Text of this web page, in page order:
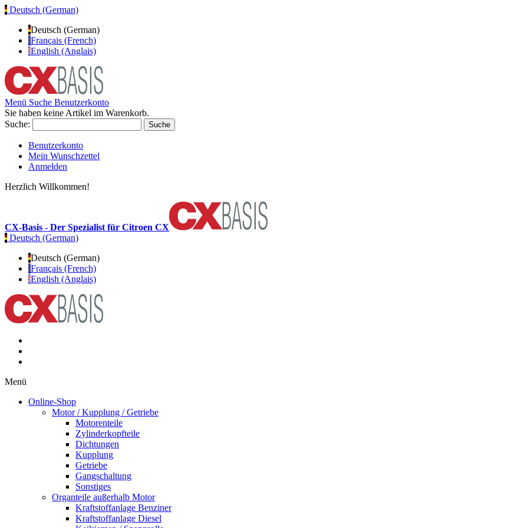
Deutsch (German)
Deutsch (German)
Français (French)
English (Anglais)
Menü Suche Benutzerkonto
Sie haben keine Artikel im Warenkorb.
Suche:
Suche
Benutzerkonto
Mein Wunschzettel
Anmelden
Herzlich Willkommen!
CX-Basis - Der Spezialist für Citroen CX
Deutsch (German)
Deutsch (German)
Français (French)
English (Anglais)
Menü
Online-Shop
Motor / Kupplung / Getriebe
Motorenteile
Zylinderkopfteile
Dichtungen
Kupplung
Getriebe
Gangschaltung
Sonstiges
Organteile außerhalb Motor
Kraftstoffanlage Benziner
Kraftstoffanlage Diesel